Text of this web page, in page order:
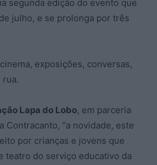
segunda edição do evento que
julho, e se prolonga por três
exposições, conversas,
rua.
Lapa do Lobo, em parceria
Contracanto, “a novidade, este
por crianças e jovens que
teatro do serviço educativo da